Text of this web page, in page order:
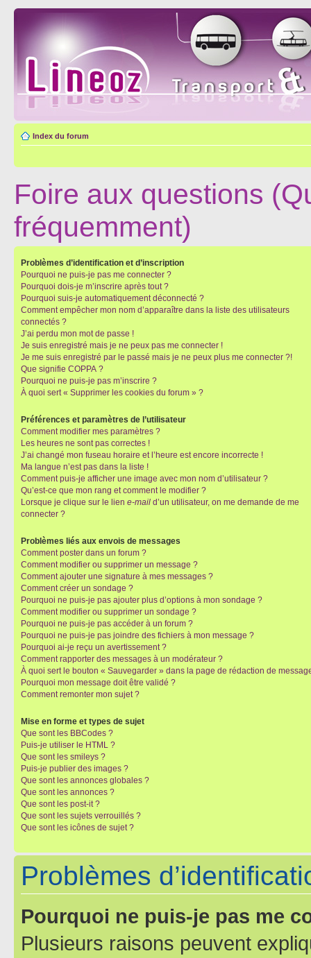
Index du forum
Foire aux questions
fréquemment)
Problèmes d’identification et d’inscription
Pourquoi ne puis-je pas me connecter ?
Pourquoi dois-je m’inscrire après tout ?
Pourquoi suis-je automatiquement déconnecté ?
Comment empêcher mon nom d’apparaître dans la liste des utilisateurs
connectés ?
J’ai perdu mon mot de passe !
Je suis enregistré mais je ne peux pas me connecter !
Je me suis enregistré par le passé mais je ne peux plus me connecter ?!
Que signifie COPPA ?
Pourquoi ne puis-je pas m’inscrire ?
À quoi sert « Supprimer les cookies du forum » ?
Préférences et paramètres de l’utilisateur
Comment modifier mes paramètres ?
Les heures ne sont pas correctes !
J’ai changé mon fuseau horaire et l’heure est encore incorrecte !
Ma langue n’est pas dans la liste !
Comment puis-je afficher une image avec mon nom d’utilisateur ?
Qu’est-ce que mon rang et comment le modifier ?
Lorsque je clique sur le lien e-mail d’un utilisateur, on me demande de me
connecter ?
Problèmes liés aux envois de messages
Comment poster dans un forum ?
Comment modifier ou supprimer un message ?
Comment ajouter une signature à mes messages ?
Comment créer un sondage ?
Pourquoi ne puis-je pas ajouter plus d’options à mon sondage ?
Comment modifier ou supprimer un sondage ?
Pourquoi ne puis-je pas accéder à un forum ?
Pourquoi ne puis-je pas joindre des fichiers à mon message ?
Pourquoi ai-je reçu un avertissement ?
Comment rapporter des messages à un modérateur ?
À quoi sert le bouton « Sauvegarder » dans la page de rédaction de
Pourquoi mon message doit être validé ?
Comment remonter mon sujet ?
Mise en forme et types de sujet
Que sont les BBCodes ?
Puis-je utiliser le HTML ?
Que sont les smileys ?
Puis-je publier des images ?
Que sont les annonces globales ?
Que sont les annonces ?
Que sont les post-it ?
Que sont les sujets verrouillés ?
Que sont les icônes de sujet ?
Problèmes
Pourquoi ne puis-je pas me
Plusieurs raisons peuvent